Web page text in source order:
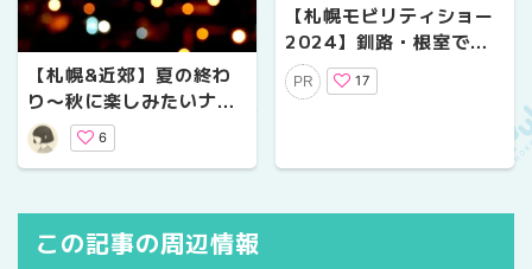
【札幌&近郊】夏の終わ
り〜秋に楽しみたいナイ
トスポット7選！ナイト
ヨガ、水族館、夜景、グ
ルメ…女子会にもおすす
6
【札幌モビリティショー
2024】釧路・根室で新
車を買うなら今がチャン
ス！新車ご成約キャンペ
PR 17
この記事の周辺情報